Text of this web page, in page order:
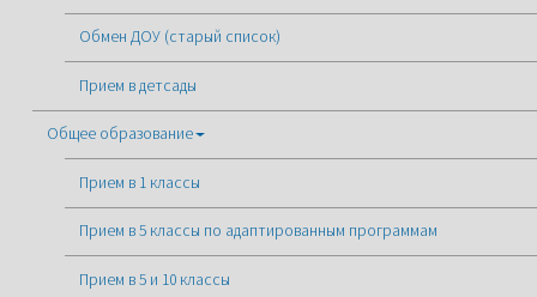
Обмен ДОУ (старый список)
Прием в детсады
Общее образование
Прием в 1 классы
Прием в 5 классы по адаптированным программам
Прием в 5 и 10 классы